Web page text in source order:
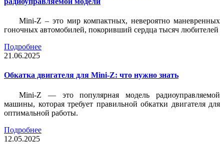
Mini-Z – это мир компактных, невероятно маневренных
гоночных автомобилей, покоривший сердца тысяч любителей
Подробнее
21.06.2025
Обкатка двигателя для Mini-Z: что нужно знать
Mini-Z — это популярная модель радиоуправляемой
машины, которая требует правильной обкатки двигателя для
оптимальной работы.
Подробнее
12.05.2025